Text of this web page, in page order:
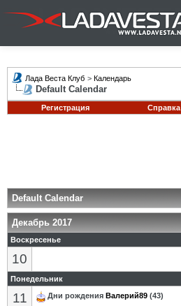
Лада Веста Клуб > Календарь
Default Calendar
Регистрация Справка
Default Calendar
Декабрь 2017
Воскресенье
10
Понедельник
11 Дни рождения Валерий89 (43)